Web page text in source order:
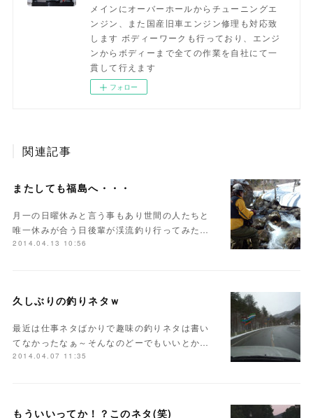
メインにオーバーホールからチューニングエ
ンジン、また国産旧車エンジン修理も対応致
します ボディーワークも行っており、エンジ
ンからボディーまで全ての作業を自社にて一
貫して行えます
フォロー
関連記事
またしても福島へ・・・
月一の日曜休みと言う事もあり世間の人たちと
唯一休みが合う日後輩が渓流釣り行ってみた…
2014.04.13 10:56
久しぶりの釣りネタｗ
最近は仕事ネタばかりで趣味の釣りネタは書い
てなかったなぁ～そんなのどーでもいいとか…
2014.04.07 11:35
もういいってか！？このネタ(笑)